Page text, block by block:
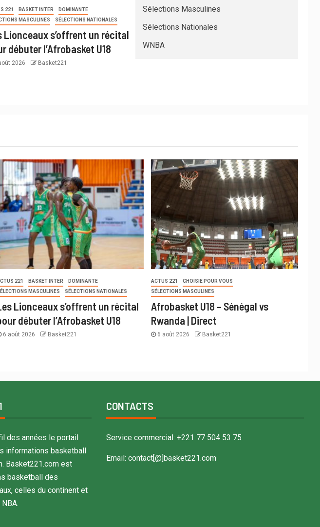
221 BASKET INTER
DOMINANTE
MASCULINES
SÉLECTIONS NATIONALES
Lionceaux s’offrent un récital
débuter l’Afrobasket U18
2026 Basket221
Sélections Masculines
Sélections Nationales
WNBA
221 BASKET INTER
DOMINANTE
MASCULINES
SÉLECTIONS NATIONALES
Lionceaux s’offrent un récital
débuter l’Afrobasket U18
6 août 2026 Basket221
ACTUS 221
CHOISIE POUR VOUS
SÉLECTIONS MASCULINES
Afrobasket U18 – Sénégal vs
Rwanda | Direct
6 août 2026 Basket221
des années le portail
informations basketball
Basket221.com est
basketball des
celles du continent et
CONTACTS
Service commercial: +221 77 504 53 75
Email: contact[@]basket221.com